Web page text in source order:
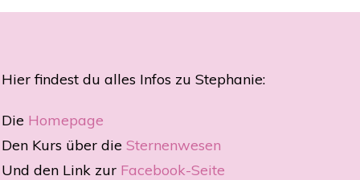
Hier findest du alles Infos zu Stephanie:
Die Homepage
Den Kurs über die Sternenwesen
Und den Link zur Facebook-Seite